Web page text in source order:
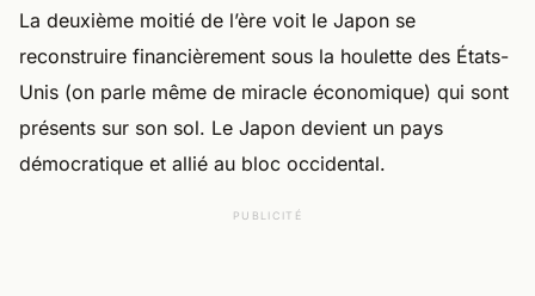
La deuxième moitié de l’ère voit le Japon se
reconstruire financièrement sous la houlette des États-
Unis (on parle même de miracle économique) qui sont
présents sur son sol. Le Japon devient un pays
démocratique et allié au bloc occidental.
PUBLICITÉ